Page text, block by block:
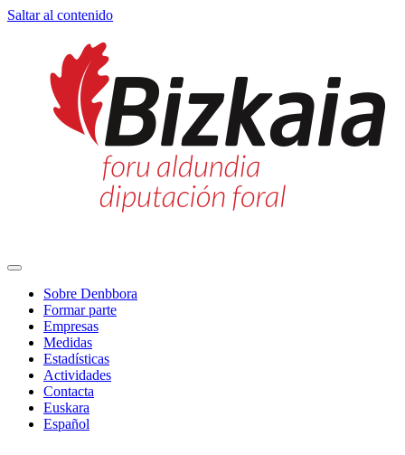
Saltar al contenido
Navegación
principal
Sobre Denbbora
Formar parte
Empresas
Medidas
Estadísticas
Actividades
Contacta
Euskara
Español